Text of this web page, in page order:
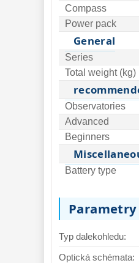
Compass
Power pack
General
Series
Total weight (kg)
Observatories
Advanced
Beginners
Battery type
Typ dalekohledu:
Optická schémata: